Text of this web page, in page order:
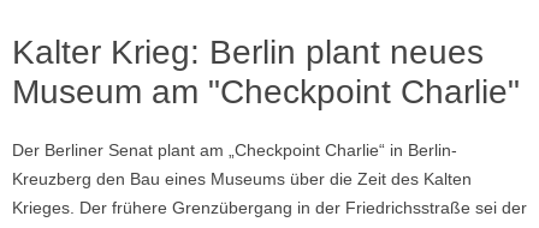
Kalter Krieg: Berlin plant neues
Museum am "Checkpoint Charlie"
Der Berliner Senat plant am „Checkpoint Charlie“ in Berlin-
Kreuzberg den Bau eines Museums über die Zeit des Kalten
Krieges. Der frühere Grenzübergang in der Friedrichsstraße sei der